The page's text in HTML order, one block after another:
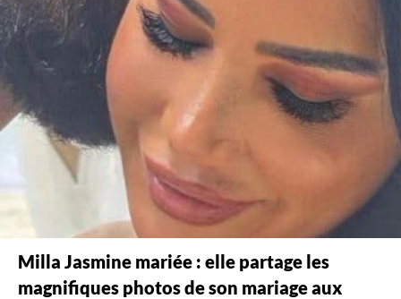
Milla Jasmine mariée : elle partage les
magnifiques photos de son mariage aux